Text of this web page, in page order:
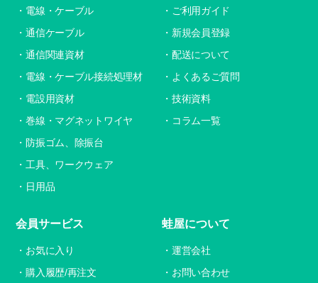
電線・ケーブル
通信ケーブル
通信関連資材
電線・ケーブル接続処理材
電設用資材
巻線・マグネットワイヤ
防振ゴム、除振台
工具、ワークウェア
日用品
ご利用ガイド
新規会員登録
配送について
よくあるご質問
技術資料
コラム一覧
会員サービス
お気に入り
購入履歴/再注文
蛙屋について
運営会社
お問い合わせ